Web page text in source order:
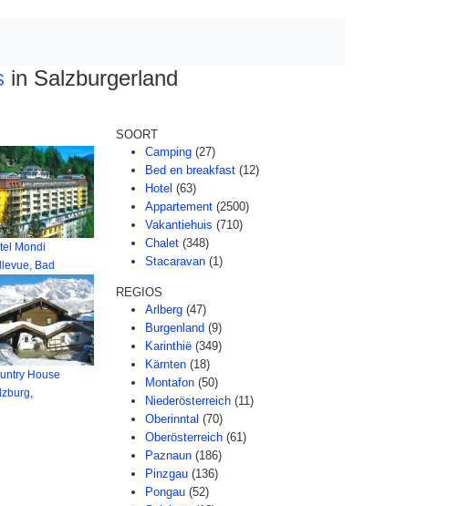
in Salzburgerland
Mondi
Bad
House
SOORT
Camping (27)
Bed en breakfast (12)
Hotel (63)
Appartement (2500)
Vakantiehuis (710)
Chalet (348)
Stacaravan (1)
REGIOS
Arlberg (47)
Burgenland (9)
Karinthië (349)
Kärnten (18)
Montafon (50)
Niederösterreich (11)
Oberinntal (70)
Oberösterreich (61)
Paznaun (186)
Pinzgau (136)
Pongau (52)